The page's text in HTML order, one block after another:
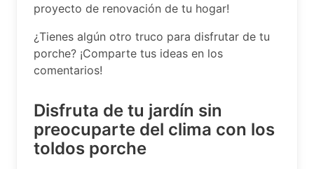
proyecto de renovación de tu hogar!
¿Tienes algún otro truco para disfrutar de tu
porche? ¡Comparte tus ideas en los
comentarios!
Disfruta de tu jardín sin
preocuparte del clima con los
toldos porche